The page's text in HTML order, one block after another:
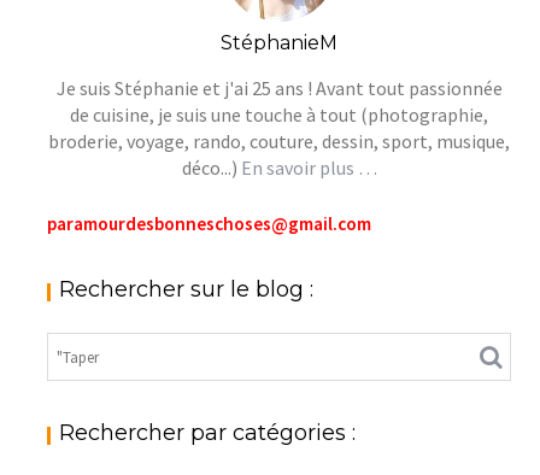
StéphanieM
Je suis Stéphanie et j'ai 25 ans ! Avant tout passionnée
de cuisine, je suis une touche à tout (photographie,
broderie, voyage, rando, couture, dessin, sport, musique,
déco...) En savoir plus …
paramourdesbonneschoses@gmail.com
Rechercher sur le blog :
Rechercher par catégories :